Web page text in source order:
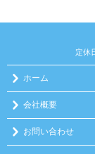
定休
ホーム
会社概要
お問い合わせ